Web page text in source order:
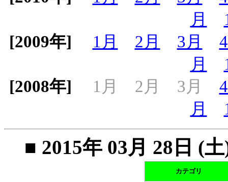
月
[2009年]
1月 2月 3月
月
[2008年]
1月 2月 3月
月
■ 2015年 03月 28日 (
カテゴリ